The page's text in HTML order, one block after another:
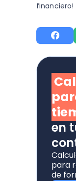
financiero!
en
para
de